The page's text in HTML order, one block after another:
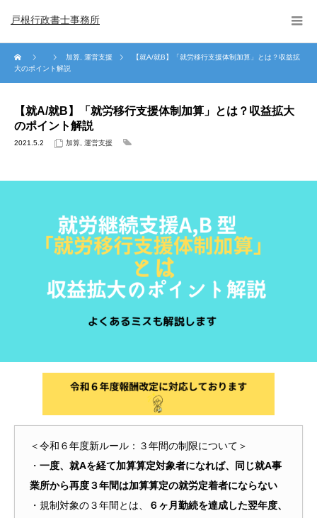
戸根行政書士事務所
加算 運営支援
【就A/就B】「就労移行支援体制加算」とは？収益拡
大のポイント解説
【就A/就B】「就労移行支援体制加算」とは？収益拡大
のポイント解説
2021.5.2 加算 運営支援
＜令和６年度新ルール：３年間の制限について＞
・ 一度、就Aを経て加算算定対象者になれば、同じ就A事
業所から再度３年間は加算算定の就労定着者にならない
・規制対象の３年間とは、
６ヶ月勤続を達成した翌年度、